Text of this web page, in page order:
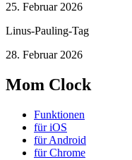
25. Februar 2026
Linus-Pauling-Tag
28. Februar 2026
Mom Clock
Funktionen
für iOS
für Android
für Chrome